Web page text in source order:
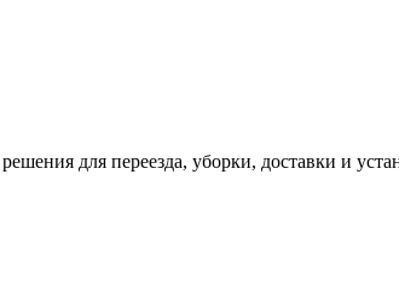
для переезда, уборки, доставки и